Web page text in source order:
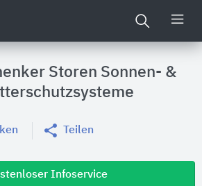
Storen Sonnen- &
Teilen
Infoservice